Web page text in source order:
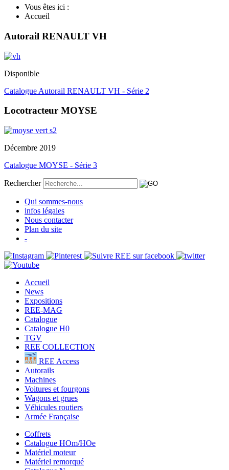
Vous êtes ici :
Accueil
Autorail RENAULT VH
Disponible
Catalogue Autorail RENAULT VH - Série 2
Locotracteur MOYSE
Décembre 2019
Catalogue MOYSE - Série 3
Rechercher
Qui sommes-nous
infos légales
Nous contacter
Plan du site
-
Accueil
News
Expositions
REE-MAG
Catalogue
Catalogue H0
TGV
REE COLLECTION
REE Access
Autorails
Machines
Voitures et fourgons
Wagons et grues
Véhicules routiers
Armée Française
Coffrets
Catalogue HOm/HOe
Matériel moteur
Matériel remorqué